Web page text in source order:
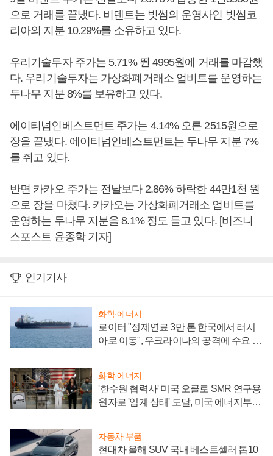
으로 거래를 끝냈다. 비덴트는 빗썸의 운영사인 빗썸코
리아의 지분 10.29%를 소유하고 있다.
우리기술투자 주가는 5.71% 뛴 4995원에 거래를 마감했
다. 우리기술투자는 가상화폐거래소 업비트를 운영하는
두나무 지분 8%를 보유하고 있다.
에이티넘인베스트먼트 주가는 4.14% 오른 2515원으로
장을 끝냈다. 에이티넘인베스트먼트는 두나무 지분 7%
를 쥐고 있다.
반면 카카오 주가는 전날보다 2.86% 하락한 44만1천 원
으로 장을 마쳤다. 카카오는 가상화폐거래소 업비트를
운영하는 두나무 지분을 8.1% 정도 들고 있다. [비즈니
스포스트 윤종학 기자]
인기기사
화학·에너지
로이터 "정제연료 3만 톤 한국에서 러시
아로 이동", 우크라이나의 공격에 수요 늘
화학·에너지
'한수원 협력사' 미국 오클로 SMR 연구용
원자로 '임계 상태' 도달, 미국 에너지부
자동차·부품
현대차 올해 SUV 국내 베스트셀러 톱10